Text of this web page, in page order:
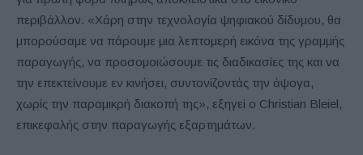
περιβάλλον. «Χάρη στην τεχνολογία ψηφιακού δίδυμου, θα
μπορούσαμε να πάρουμε μια λεπτομερή εικόνα της γραμμής
παραγωγής, να προσομοιώσουμε τις διαδικασίες της και να
την επεκτείνουμε εν κινήσει, συντονίζοντάς την άψογα,
χωρίς την παραμικρή διακοπή της», εξηγεί ο Christian Bleiel,
επικεφαλής στην παραγωγής εξαρτημάτων.